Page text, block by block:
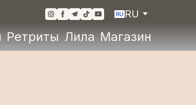
RU
Ретриты Лила Магазин